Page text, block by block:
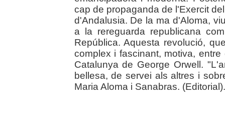
cap de propaganda de l'Exercit
d'Andalusia. De la ma d'Aloma,
a la rereguarda republicana
República. Aquesta revolució,
complex i fascinant, motiva,
Catalunya de George Orwell.
bellesa, de servei als altres i
Maria Aloma i Sanabras. (Editorial).